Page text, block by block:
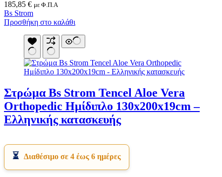
185,85 € με Φ.Π.Α
Bs Strom
Προσθήκη στο καλάθι
Στρώμα Bs Strom Tencel Aloe Vera
Orthopedic Ημίδιπλο 130x200x19cm –
Ελληνικής κατασκευής
Διαθέσιμο σε 4 έως 6 ημέρες